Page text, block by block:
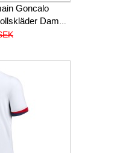
Goncalo
Dam